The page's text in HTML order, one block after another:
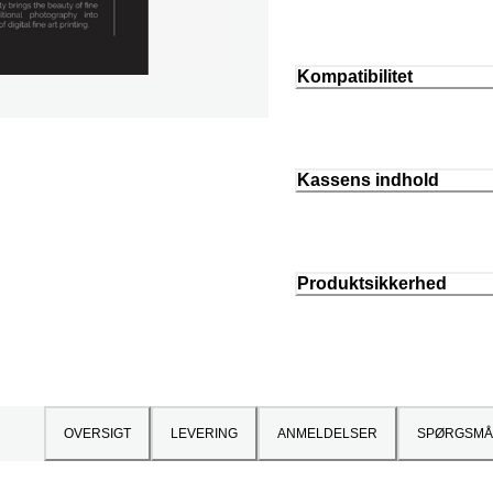
Kompatibilitet
Kassens indhold
Produktsikkerhed
OVERSIGT LEVERING ANMELDELSER